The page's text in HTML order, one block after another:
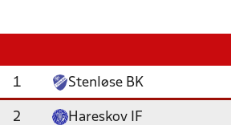
1 Stenløse BK
2 Hareskov IF